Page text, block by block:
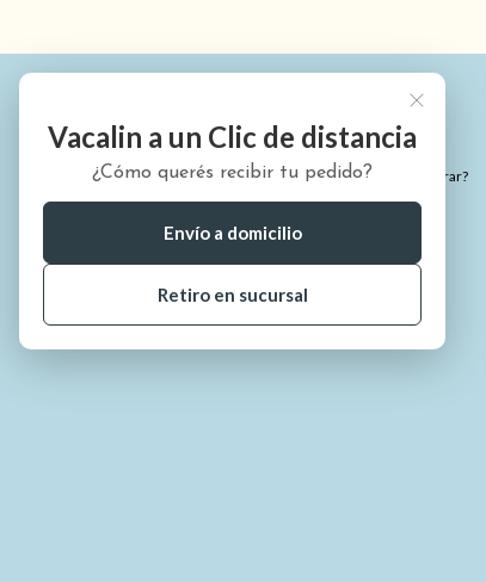
Vacalin a un Clic de distancia
¿Cómo querés recibir tu pedido?
Envío a domicilio
Retiro en sucursal
¿Quiénes somos? ¿Cómo comprar?